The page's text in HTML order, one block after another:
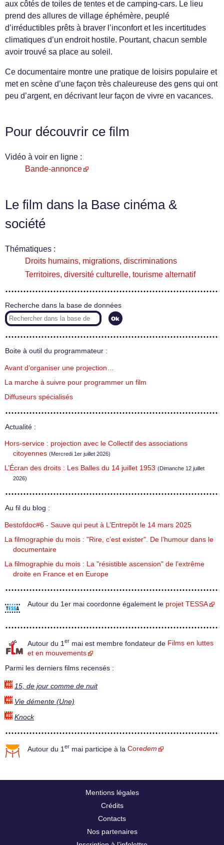
aux côtés de toiles de tentes et de camping-cars. Le lieu
prend des allures de village éphémère, peuplé
d’irréductibles prêts à braver l’inconfort et les incertitudes
climatiques d’un endroit hostile. Pourtant, chacun semble
avoir trouvé sa place au soleil.
Ce documentaire montre une pratique de loisirs populaire et
met en scène d’une façon très chaleureuse des gens qui ont
peu d’argent, en décrivant leur façon de vivre en vacances.
Pour découvrir ce film
Vidéo à voir en ligne :
Bande-annonce
Le film dans la Base cinéma &
société
Thématiques :
Droits humains, migrations, discriminations
Territoires, diversité culturelle, tourisme alternatif
Recherche dans la base de données
Boite à outil du programmateur :
Avant d’organiser une projection…
La marche à suivre pour programmer un film
Diffuseurs spécialisés
Actualité :
Hors-service : projection avec le Collectif des associations
citoyennes (Mercredi 1er juillet 2026)
L’Écran des droits : Les Balles du 14 juillet 1953 (Dimanche 12 juillet
2026)
Au fil du blog :
Bestofdoc#6 - Sauve qui peut à L’Entrepôt le 14 mars 2025
La filmographie du mois : "Rire, c’est exister". De l’humour dans le
documentaire
La filmographie du mois : La "résistible ascension" de l’extrême
droite en France et en Europe
Autour du 1er mai coordonne également le projet TESSA
Autour du 1 er mai est membre fondateur de Films en luttes
et en mouvements
Parmi les derniers films recensés :
15, de jour comme de nuit
Vie démente (Une)
Knock
Autour du 1 er mai participe à la Coredem
Mentions légales
Crédits
Contacts
Nos partenaires